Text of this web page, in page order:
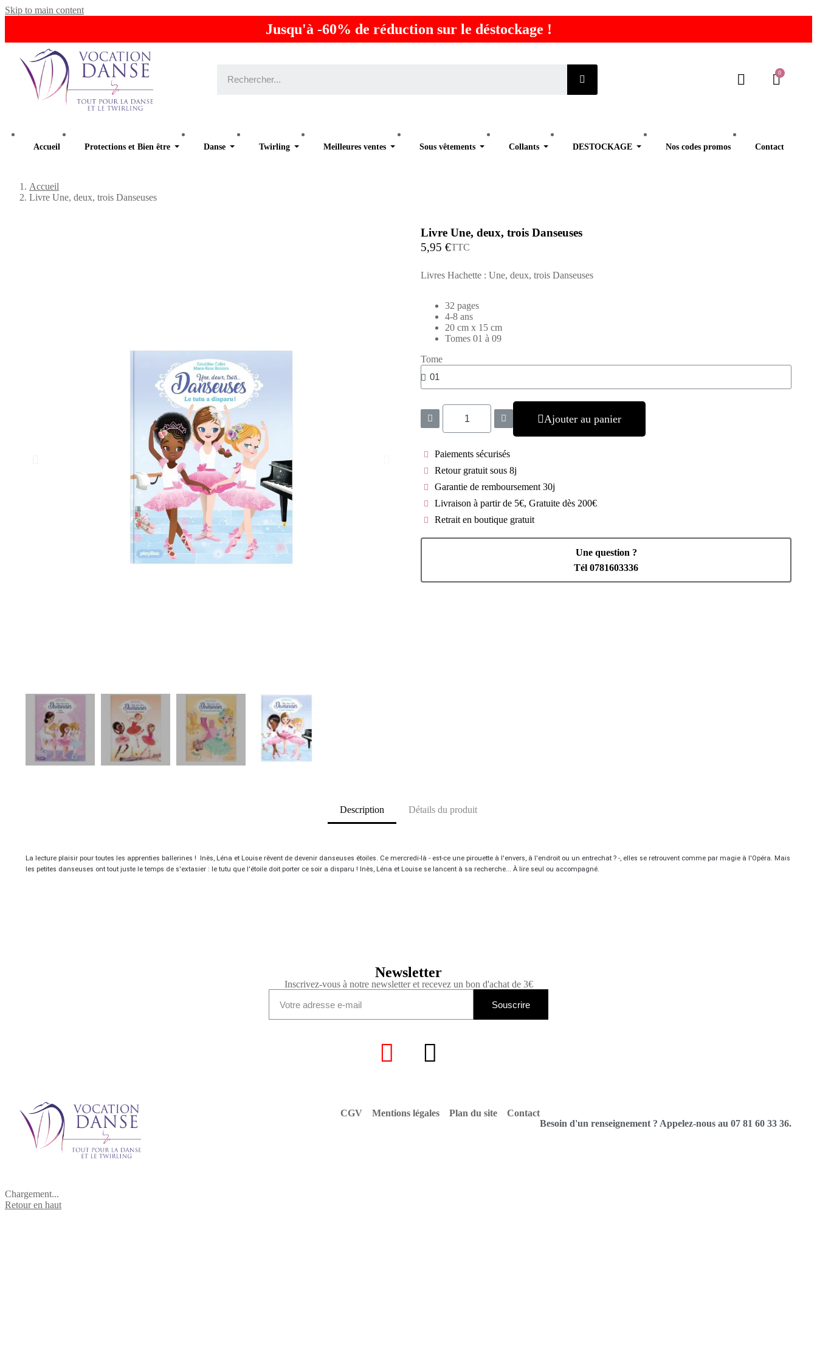
Skip to main content
Jusqu'à -60% de réduction sur le déstockage !
Accueil Protections et Bien être Danse Twirling Meilleures ventes Sous vêtements Collants DESTOCKAGE Nos codes promos Contact
Accueil
Livre Une, deux, trois Danseuses
Livre Une, deux, trois Danseuses
5,95 €TTC
Livres Hachette : Une, deux, trois Danseuses
32 pages
4-8 ans
20 cm x 15 cm
Tomes 01 à 09
Tome
Ajouter au panier
Paiements sécurisés
Retour gratuit sous 8j
Garantie de remboursement 30j
Livraison à partir de 5€, Gratuite dès 200€
Retrait en boutique gratuit
Une question ?
Tél 0781603336
Description Détails du produit
La lecture plaisir pour toutes les apprenties ballerines ! Inès, Léna et Louise rêvent de devenir danseuses étoiles. Ce mercredi-là - est-ce une pirouette à l'envers, à l'endroit ou un entrechat ? -, elles se retrouvent comme par magie à l'Opéra. Mais
les petites danseuses ont tout juste le temps de s'extasier : le tutu que l'étoile doit porter ce soir a disparu ! Inès, Léna et Louise se lancent à sa recherche... À lire seul ou accompagné.
Newsletter
Inscrivez-vous à notre newsletter et recevez un bon d'achat de 3€
Souscrire
CGV Mentions légales Plan du site
Contact
Besoin d'un renseignement ? Appelez-nous au 07 81 60 33 36.
Chargement...
Retour en haut